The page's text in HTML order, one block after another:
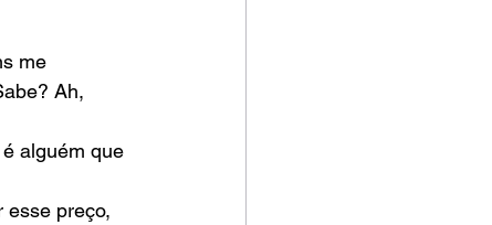
me
Ah,
alguém que
esse preço,